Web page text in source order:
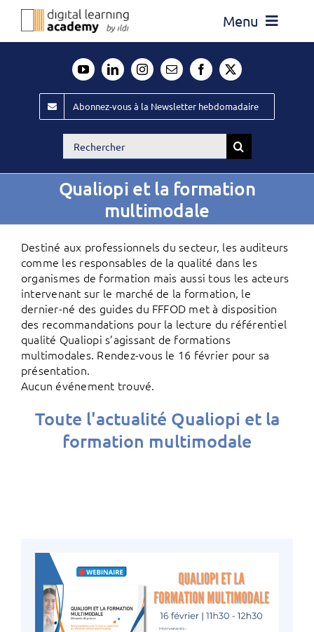
Passer
Menu
Évènements ILDI
Offres d’emploi
Contact
Abonnez-vous à la Newsletter hebdomadaire
Rechercher:
Qualiopi et la formation
multimodale
Destiné aux professionnels du secteur, les auditeurs
comme les responsables de la qualité dans les
organismes de formation mais aussi tous les acteurs
intervenant sur le marché de la formation, le
dernier-né des guides du FFFOD met à disposition
des recommandations pour la lecture du référentiel
qualité Qualiopi s’agissant de formations
multimodales. Rendez-vous le 16 février pour sa
présentation.
Aucun événement trouvé.
Toute l'actualité Qualiopi et la
formation multimodale